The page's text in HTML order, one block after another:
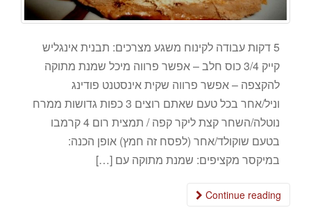
5 דקות עבודה לקינוח משגע מצרכים: תבנית אינגליש
קייק 3/4 כוס חלב – אפשר פרווה מיכל שמנת מתוקה
להקצפה – אפשר פרווה שקית אינסטנט פודינג
וניל/אחר בכל טעם שאתם רוצים 3 כפות גדושות ממרח
נוטלה/השחר קצת ליקר קפה / תמצית רום 4 קרמבו
בטעם שוקולד/אחר (לפסח זה חמץ) אופן הכנה:
במיקסר מקציפים: שמנת מתוקה עם […]
Continue reading